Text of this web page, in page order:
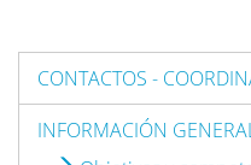
CONTACTOS -
INFORMACIÓN